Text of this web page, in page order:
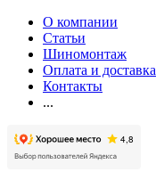
О компании
Статьи
Шиномонтаж
Оплата и доставка
Контакты
...